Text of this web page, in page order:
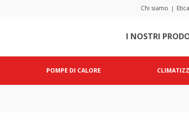
Chi siamo |
I NOSTRI
POMPE DI CALORE